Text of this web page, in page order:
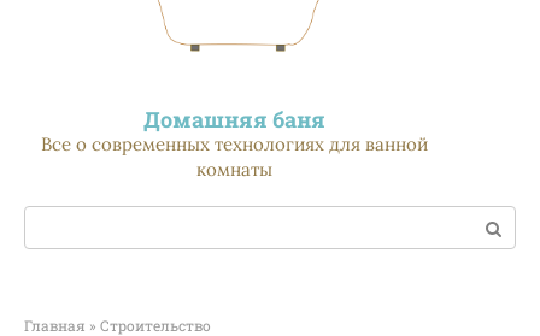
Домашняя баня
Все о современных технологиях для ванной
комнаты
Поиск:
Главная » Строительство